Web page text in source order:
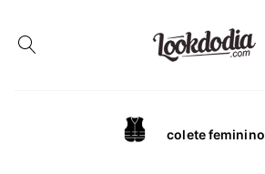
colete feminino